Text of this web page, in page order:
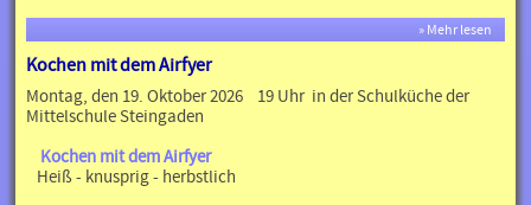
» Mehr lesen
Kochen mit dem Airfyer
Montag, den 19. Oktober 2026 19 Uhr in der Schulküche der
Mittelschule Steingaden
Kochen mit dem Airfyer
Heiß - knusprig - herbstlich